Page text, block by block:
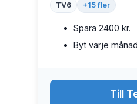
TV6
+15 fler
Spara 2400 kr.
Byt varje månad
Till